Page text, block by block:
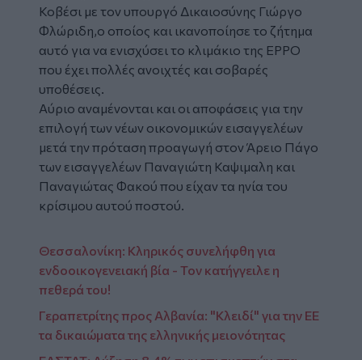
Κοβέσι με τον υπουργό Δικαιοσύνης Γιώργο
Φλώριδη,ο οποίος και ικανοποίησε το ζήτημα
αυτό για να ενισχύσει το κλιμάκιο της ΕΡΡΟ
που έχει πολλές ανοιχτές και σοβαρές
υποθέσεις.
Αύριο αναμένονται και οι αποφάσεις για την
επιλογή των νέων οικονομικών εισαγγελέων
μετά την πρόταση προαγωγή στον Άρειο Πάγο
των εισαγγελέων Παναγιώτη Καψιμαλη και
Παναγιώτας Φακού που είχαν τα ηνία του
κρίσιμου αυτού ποστού.
Θεσσαλονίκη: Κληρικός συνελήφθη για
ενδοοικογενειακή βία - Toν κατήγγειλε η
πεθερά του!
Γεραπετρίτης προς Αλβανία: "Κλειδί" για την ΕΕ
τα δικαιώματα της ελληνικής μειονότητας